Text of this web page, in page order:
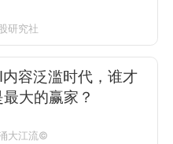
研究社
内容泛滥时代，谁才
最大的赢家？
大江流©